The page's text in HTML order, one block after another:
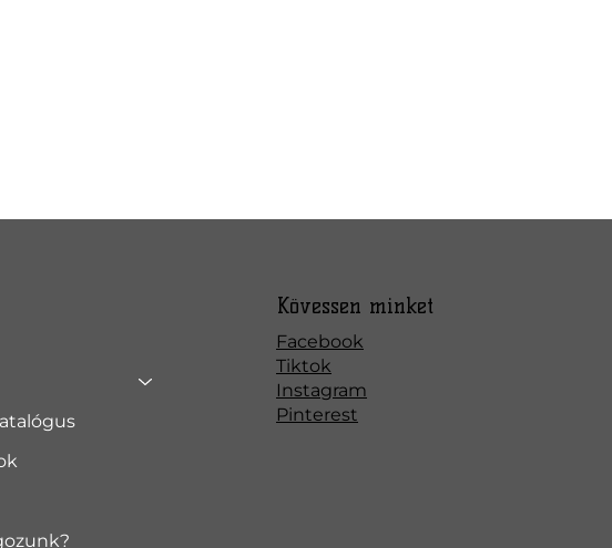
Facebook
Tiktok
Instagram
Pinterest
Kövessen minket